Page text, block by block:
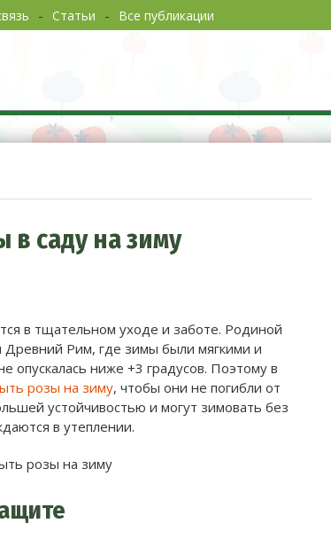
Статьи Все публикации
садоводам и огородникам
в саду на зиму
в тщательном уходе и заботе. Родиной
Древний Рим, где зимы были мягкими и
опускалась ниже +3 градусов. Поэтому в
розы на зиму, чтобы они не погибли от
устойчивостью и могут зимовать без
в утеплении.